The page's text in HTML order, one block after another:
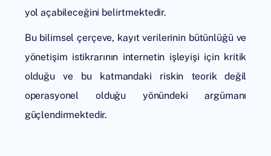
yol açabileceğini belirtmektedir.
Bu bilimsel çerçeve, kayıt verilerinin bütünlüğü ve
yönetişim istikrarının internetin işleyişi için kritik
olduğu ve bu katmandaki riskin teorik değil
operasyonel olduğu yönündeki argümanı
güçlendirmektedir.